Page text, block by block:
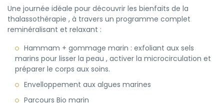
Une journée idéale pour découvrir les bienfaits de la
thalassothérapie , à travers un programme complet
reminéralisant et relaxant :
Hammam + gommage marin : exfoliant aux sels
marins pour lisser la peau , activer la microcirculation et
préparer le corps aux soins.
Envelloppement aux algues marines
Parcours Bio marin